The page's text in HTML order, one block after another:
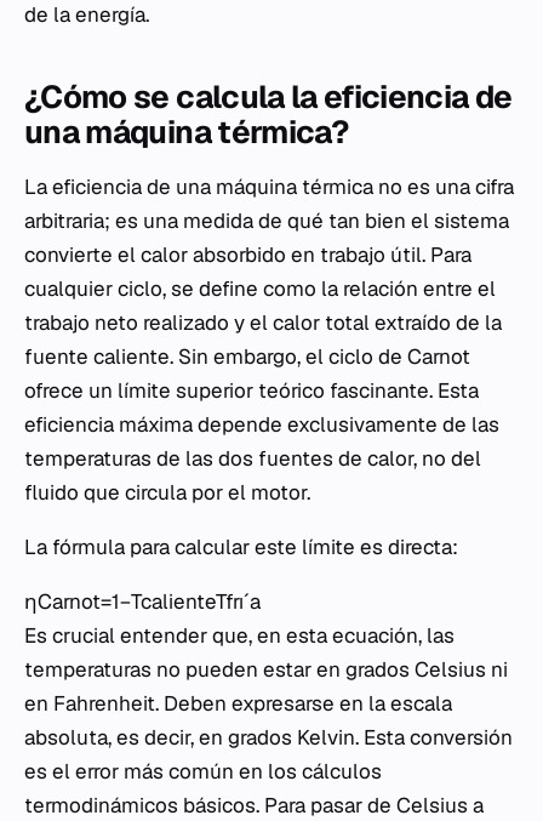
de la energía.
¿Cómo se calcula la eficiencia de
una máquina térmica?
La eficiencia de una máquina térmica no es una cifra
arbitraria; es una medida de qué tan bien el sistema
convierte el calor absorbido en trabajo útil. Para
cualquier ciclo, se define como la relación entre el
trabajo neto realizado y el calor total extraído de la
fuente caliente. Sin embargo, el ciclo de Carnot
ofrece un límite superior teórico fascinante. Esta
eficiencia máxima depende exclusivamente de las
temperaturas de las dos fuentes de calor, no del
fluido que circula por el motor.
La fórmula para calcular este límite es directa:
ηCarnot​=1−Tcaliente​Tfrıˊa​​
Es crucial entender que, en esta ecuación, las
temperaturas no pueden estar en grados Celsius ni
en Fahrenheit. Deben expresarse en la escala
absoluta, es decir, en grados Kelvin. Esta conversión
es el error más común en los cálculos
termodinámicos básicos. Para pasar de Celsius a